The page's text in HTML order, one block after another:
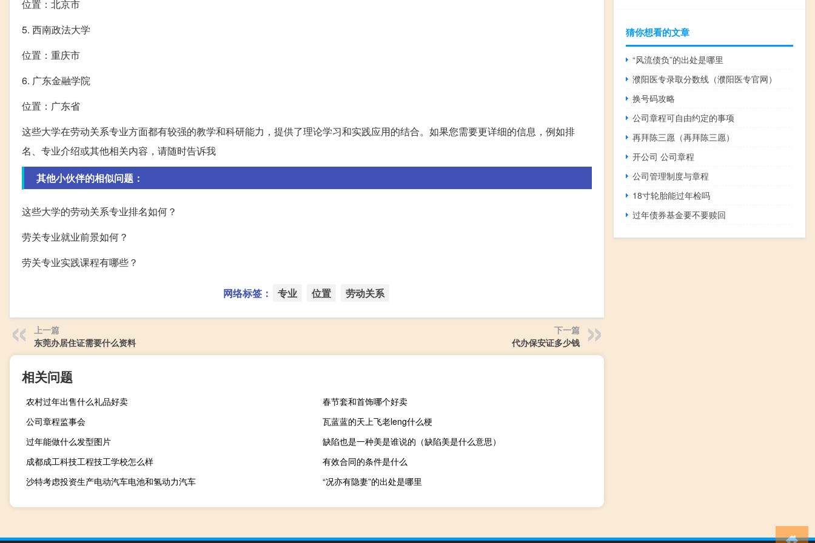
位置：北京市
5. 西南政法大学
位置：重庆市
6. 广东金融学院
位置：广东省
这些大学在劳动关系专业方面都有较强的教学和科研能力，提供了理论学习和实践应用的结合。如果您需要更详细的信息，例如排
名、专业介绍或其他相关内容，请随时告诉我
其他小伙伴的相似问题：
这些大学的劳动关系专业排名如何？
劳关专业就业前景如何？
劳关专业实践课程有哪些？
网络标签： 专业 位置 劳动关系
上一篇
东莞办居住证需要什么资料
下一篇
代办保安证多少钱
相关问题
农村过年出售什么礼品好卖
春节套和首饰哪个好卖
公司章程监事会
瓦蓝蓝的天上飞老leng什么梗
过年能做什么发型图片
缺陷也是一种美是谁说的（缺陷美是什么意思）
成都成工科技工程技工学校怎么样
有效合同的条件是什么
沙特考虑投资生产电动汽车电池和氢动力汽车
“况亦有隐妻”的出处是哪里
猜你想看的文章
“风流债负”的出处是哪里
濮阳医专录取分数线（濮阳医专官网）
换号码攻略
公司章程可自由约定的事项
再拜陈三愿（再拜陈三愿）
开公司 公司章程
公司管理制度与章程
18寸轮胎能过年检吗
过年债券基金要不要赎回